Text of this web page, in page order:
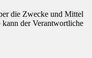
die Zwecke und Mittel
kann der Verantwortliche